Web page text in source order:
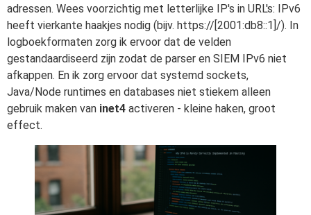
adressen. Wees voorzichtig met letterlijke IP's in URL's: IPv6
heeft vierkante haakjes nodig (bijv. https://[2001:db8::1]/). In
logboekformaten zorg ik ervoor dat de velden
gestandaardiseerd zijn zodat de parser en SIEM IPv6 niet
afkappen. En ik zorg ervoor dat systemd sockets,
Java/Node runtimes en databases niet stiekem alleen
gebruik maken van inet4 activeren - kleine haken, groot
effect.